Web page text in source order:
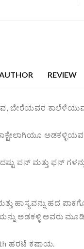
REVIEW
ಬೇರೆಯವರ ಕಾಲೆಳೆಯುವ
ಪನ್ ಮತ್ತು ಫನ್
ಹಾಸ್ಯವನ್ನು ಹದ
ಅಡಕಳ್ಳಿ ಅವರು
ಹರಟೆ ಕಷಾಯ.